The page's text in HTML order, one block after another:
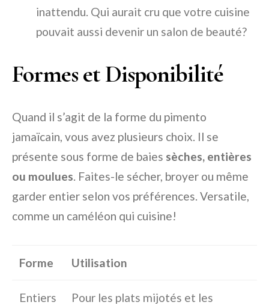
inattendu. Qui aurait cru que votre cuisine
pouvait aussi devenir un salon de beauté?
Formes et Disponibilité
Quand il s’agit de la forme du pimento
jamaïcain, vous avez plusieurs choix. Il se
présente sous forme de baies sèches, entières
ou moulues. Faites-le sécher, broyer ou même
garder entier selon vos préférences. Versatile,
comme un caméléon qui cuisine!
Forme Utilisation
Entiers
Pour les plats mijotés et les